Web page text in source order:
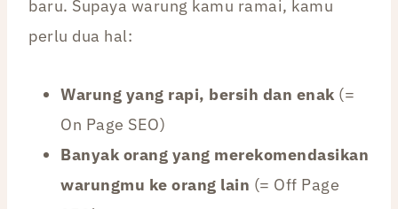
baru. Supaya warung kamu ramai, kamu
perlu dua hal:
Warung yang rapi, bersih dan enak (=
On Page SEO)
Banyak orang yang merekomendasikan
warungmu ke orang lain (= Off Page